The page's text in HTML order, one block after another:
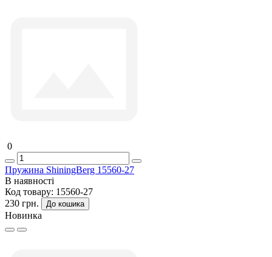
0
Пружина ShiningBerg 15560-27
В наявності
Код товару: 15560-27
230 грн.
До кошика
Новинка